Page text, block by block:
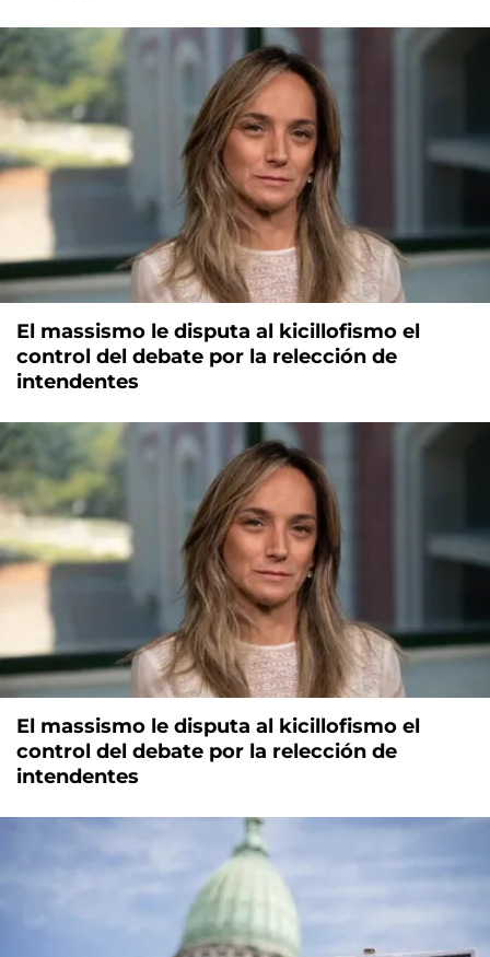
El massismo le disputa al kicillofismo el
control del debate por la relección de
intendentes
El massismo le disputa al kicillofismo el
control del debate por la relección de
intendentes